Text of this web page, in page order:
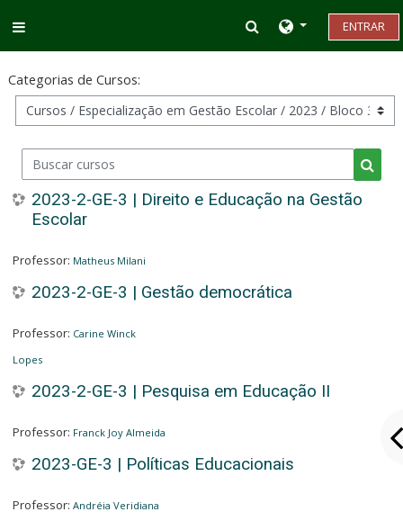
Alternar entrada
ENTRAR
Categorias de Cursos:
Buscar cursos
2023-2-GE-3 | Direito e Educação na Gestão
Escolar
Professor: Matheus Milani
2023-2-GE-3 | Gestão democrática
Professor: Carine Winck
Lopes
2023-2-GE-3 | Pesquisa em Educação II
Professor: Franck Joy Almeida
2023-GE-3 | Políticas Educacionais
Professor: Andréia Veridiana